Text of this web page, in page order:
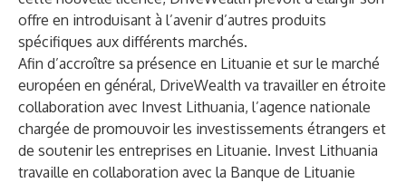
offre en introduisant à l’avenir d’autres produits
spécifiques aux différents marchés.
Afin d’accroître sa présence en Lituanie et sur le marché
européen en général, DriveWealth va travailler en étroite
collaboration avec Invest Lithuania, l’agence nationale
chargée de promouvoir les investissements étrangers et
de soutenir les entreprises en Lituanie. Invest Lithuania
travaille en collaboration avec la Banque de Lituanie